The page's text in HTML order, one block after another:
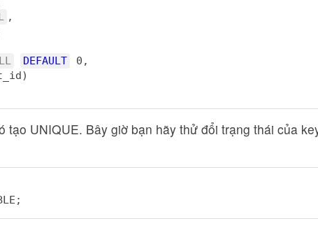
,
DEFAULT
0,
UNIQUE. Bây giờ bạn hãy thử đổi trạng thái của